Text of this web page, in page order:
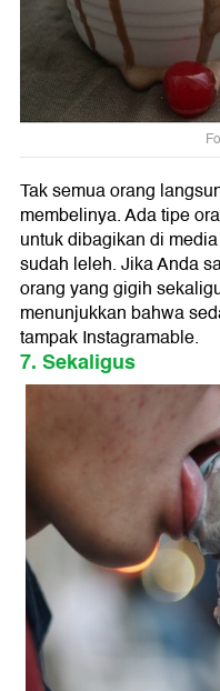
Tak semua orang
membelinya. Ada tipe
untuk dibagikan di
sudah leleh. Jika Anda
orang yang gigih
menunjukkan bahwa
tampak Instagramable.
7. Sekaligus